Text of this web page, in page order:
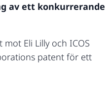
av ett konkurrerande
Eli Lilly och ICOS
patent för ett